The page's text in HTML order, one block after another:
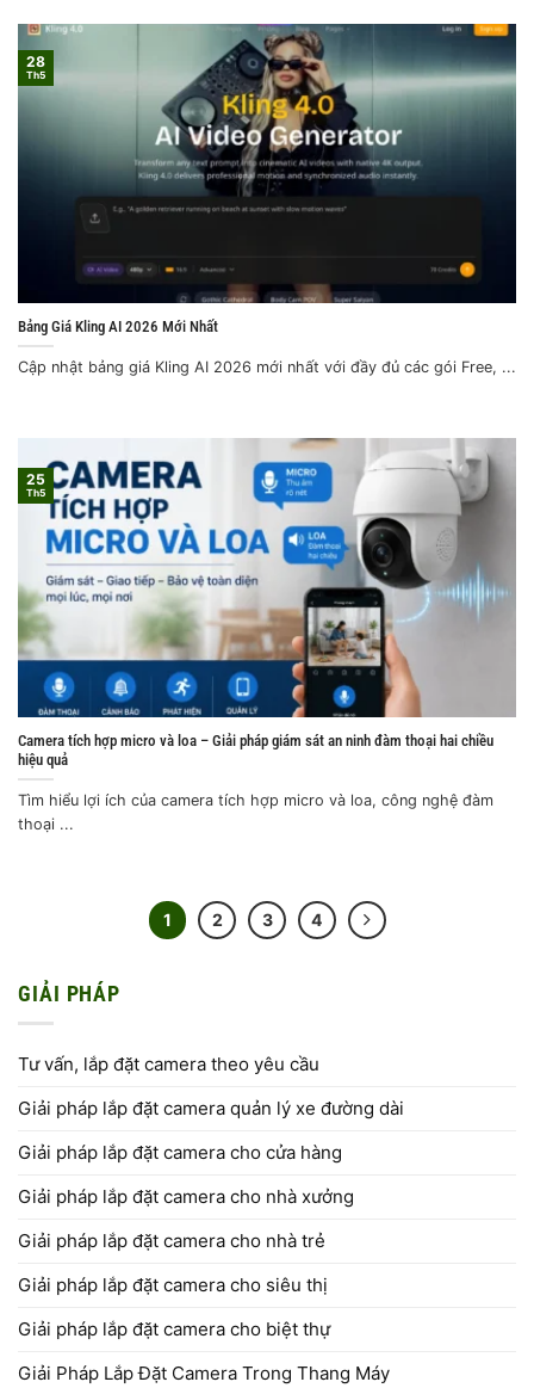
Bảng Giá Kling AI 2026 Mới Nhất
Cập nhật bảng giá Kling AI 2026 mới nhất với đầy đủ các gói Free, ...
28
Th5
Camera tích hợp micro và loa – Giải pháp giám sát an ninh đàm thoại hai chiều
hiệu quả
Tìm hiểu lợi ích của camera tích hợp micro và loa, công nghệ đàm
thoại ...
25
Th5
1 2 3 4
GIẢI PHÁP
Tư vấn, lắp đặt camera theo yêu cầu
Giải pháp lắp đặt camera quản lý xe đường dài
Giải pháp lắp đặt camera cho cửa hàng
Giải pháp lắp đặt camera cho nhà xưởng
Giải pháp lắp đặt camera cho nhà trẻ
Giải pháp lắp đặt camera cho siêu thị
Giải pháp lắp đặt camera cho biệt thự
Giải Pháp Lắp Đặt Camera Trong Thang Máy